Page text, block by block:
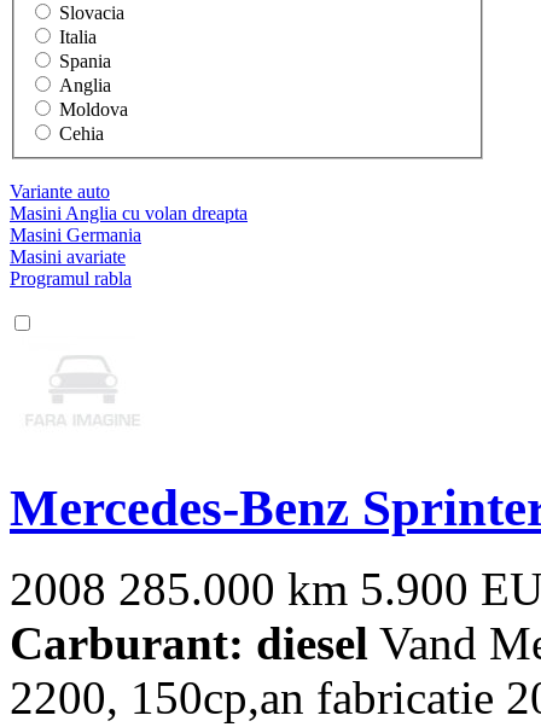
Slovacia
Italia
Spania
Anglia
Moldova
Cehia
Variante auto
Masini Anglia cu volan dreapta
Masini Germania
Masini avariate
Programul rabla
Mercedes-Benz
2008 285.000 km 5.900
Carburant: diesel Vand
2200, 150cp,an fabricatie